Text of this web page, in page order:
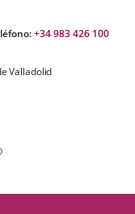
+34 983 426 100
Valladolid